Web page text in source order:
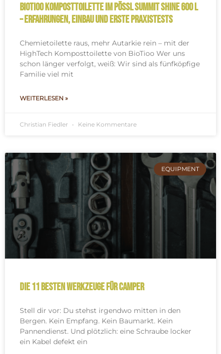
BioTioo Komposttoilette im Pössl Summit Shine 600 L
– Erfahrungen, Einbau und erste Praxistests
Chemietoilette raus, mehr Autarkie rein – mit der
HighTech Komposttoilette von BioTioo Wer uns
schon länger verfolgt, weiß: Wir sind als fünfköpfige
Familie viel mit
WEITERLESEN »
Christian Fiedler Keine Kommentare
EQUIPMENT
Die 11 besten Werkzeuge für Camper
Stell dir vor: Du stehst irgendwo mitten in den
Bergen. Kein Empfang. Kein Baumarkt. Kein
Pannendienst. Und plötzlich: eine Schraube locker
ein Kabel defekt ein